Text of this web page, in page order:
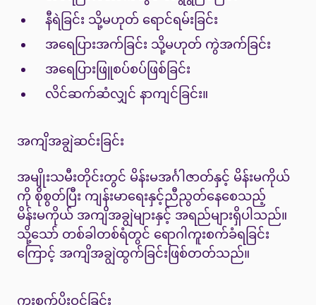
နီရဲခြင်း သို့မဟုတ် ရောင်ရမ်းခြင်း
အရေပြားအက်ခြင်း သို့မဟုတ် ကွဲအက်ခြင်း
အရေပြားဖြူစပ်စပ်ဖြစ်ခြင်း
လိင်ဆက်ဆံလျှင် နာကျင်ခြင်း။
အကျိအချွဲဆင်းခြင်း
အမျိုးသမီးတိုင်းတွင် မိန်းမအင်္ဂါဇာတ်နှင့် မိန်းမကိုယ်
ကို စိုစွတ်ပြီး ကျန်းမာရေးနှင့်ညီညွတ်နေစေသည့်
မိန်းမကိုယ် အကျိအချွဲများနှင့် အရည်များရှိပါသည်။
သို့သော် တစ်ခါတစ်ရံတွင် ရောဂါကူးစက်ခံရခြင်း
ကြောင့် အကျိအချွဲထွက်ခြင်းဖြစ်တတ်သည်။
ကူးစက်ပိုးဝင်ခြင်း